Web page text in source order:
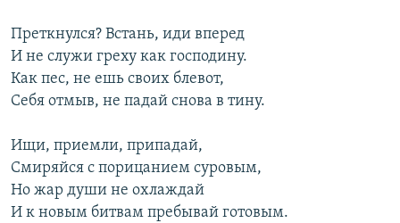
Преткнулся? Встань, иди вперед
И не служи греху как господину.
Как пес, не ешь своих блевот,
Себя отмыв, не падай снова в тину.
Ищи, приемли, припадай,
Смиряйся с порицанием суровым,
Но жар души не охлаждай
И к новым битвам пребывай готовым.